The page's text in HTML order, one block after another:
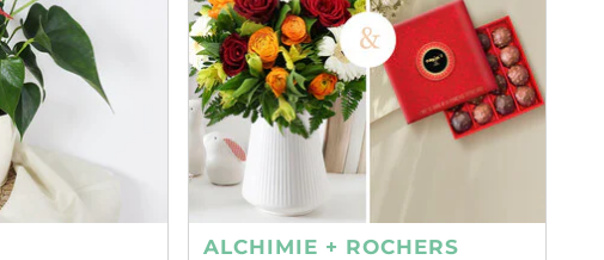
ALCHIMIE + ROCHERS